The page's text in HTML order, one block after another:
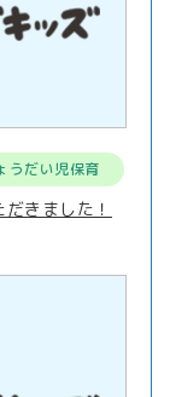
うだい児保育
きました！